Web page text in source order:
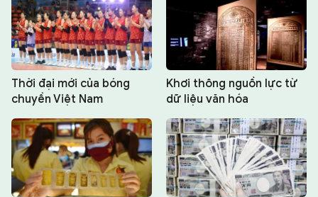
Thời đại mới của bóng
chuyền Việt Nam
Khơi thông nguồn lực từ
dữ liệu văn hóa